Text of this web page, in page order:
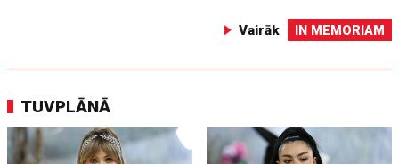
Vairāk IN MEMORIAM
TUVPLĀNĀ